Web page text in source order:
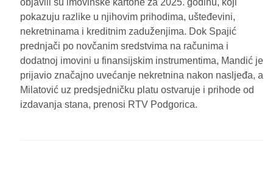
pokazuju razlike u njihovim prihodima, ušteđevini,
nekretninama i kreditnim zaduženjima. Dok Spajić
prednjači po novčanim sredstvima na računima i
dodatnoj imovini u finansijskim instrumentima, Mandić je
prijavio značajno uvećanje nekretnina nakon nasljeđa, a
Milatović uz predsjedničku platu ostvaruje i prihode od
izdavanja stana, prenosi RTV Podgorica.